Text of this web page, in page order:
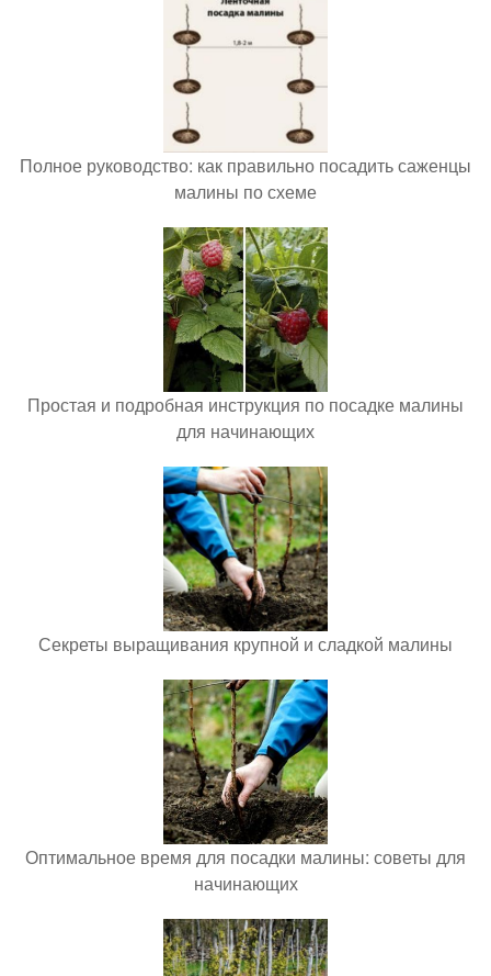
Полное руководство: как правильно посадить саженцы
малины по схеме
Простая и подробная инструкция по посадке малины
для начинающих
Секреты выращивания крупной и сладкой малины
Оптимальное время для посадки малины: советы для
начинающих